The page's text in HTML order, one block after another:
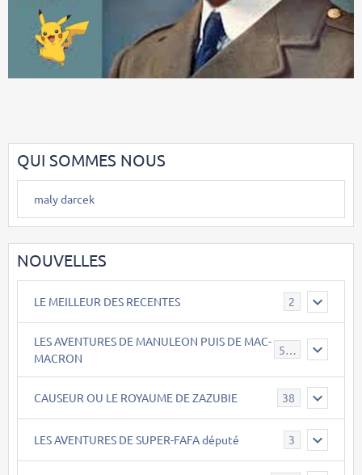
QUI SOMMES NOUS
maly darcek
NOUVELLES
LE MEILLEUR DES RECENTES 2
LES AVENTURES DE MANULEON PUIS DE MAC-
MACRON
543
CAUSEUR OU LE ROYAUME DE ZAZUBIE 38
LES AVENTURES DE SUPER-FAFA député 3